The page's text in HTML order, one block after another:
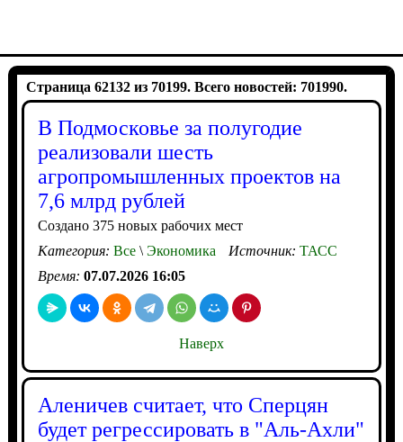
Страница 62132 из 70199. Всего новостей: 701990.
В Подмосковье за полугодие
реализовали шесть
агропромышленных проектов на
7,6 млрд рублей
Создано 375 новых рабочих мест
Категория: Все\Экономика Источник: ТАСС
Время: 07.07.2026 16:05
Наверх
Аленичев считает, что Сперцян
будет регрессировать в "Аль-Ахли"